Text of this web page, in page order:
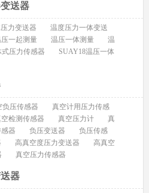
送器
力变送器
温度压力一体变送
一起测量 温压一体测量
温
压力传感器
SUAY18温压一体
负压传感器
真空计用压力传感
检测传感器 真空压力计
真
器 负压变送器
负压传感
高真空度压力变送器
高真空
真空压力传感器
器